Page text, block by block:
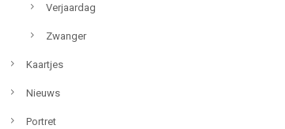
Verjaardag
Zwanger
Kaartjes
Nieuws
Portret